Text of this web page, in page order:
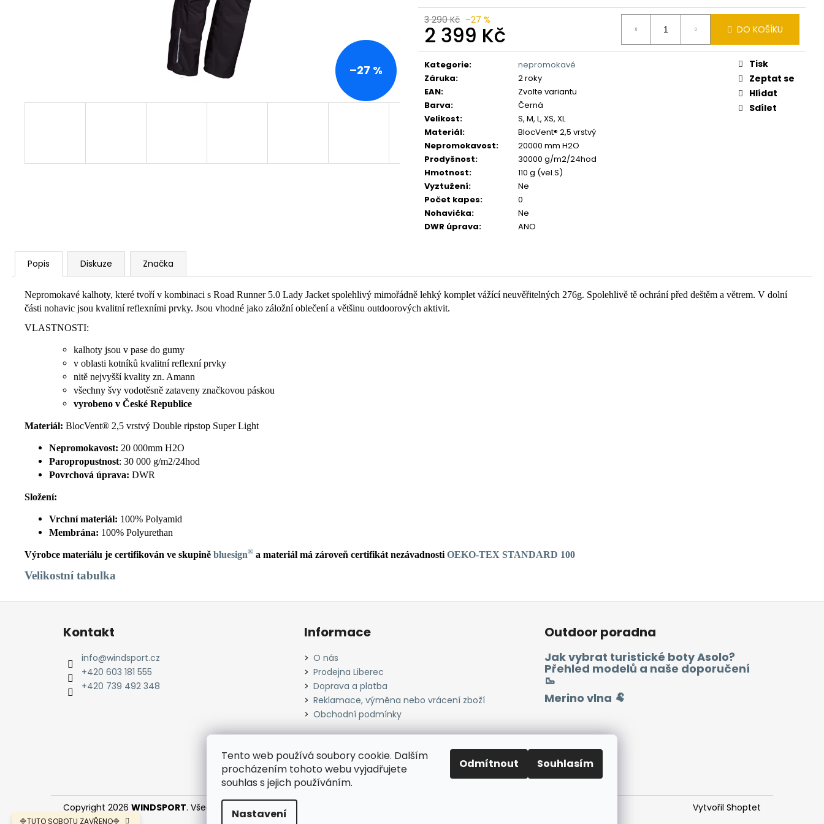
Tento web používá soubory cookie. Dalším
procházením tohoto webu vyjadřujete
souhlas s jejich používáním.
Nastavení
Odmítnout Souhlasím
🔷TUTO SOBOTU ZAVŘENO🔷
3 290 Kč –27 %
2 399 Kč
Měrná
cena:
DO KOŠÍKU
Kategorie:
nepromokavé
Záruka:
2 roky
EAN:
Zvolte variantu
Barva:
Černá
Velikost:
S, M, L, XS, XL
Materiál:
BlocVent® 2,5 vrstvý
Nepromokavost:
20000 mm H2O
Prodyšnost:
30000 g/m2/24hod
Hmotnost:
110 g (vel.S)
Vyztužení:
Ne
Počet kapes:
0
Nohavička:
Ne
DWR úprava: ANO
Tisk
Zeptat se
Hlídat
Sdílet
–27 %
Popis Diskuze Značka
Nepromokavé kalhoty, které tvoří v kombinaci s Road Runner 5.0 Lady Jacket spolehlivý mimořádně lehký komplet vážící neuvěřitelných 276g. Spolehlivě tě ochrání před deštěm a větrem. V dolní
části nohavic jsou kvalitní reflexními prvky. Jsou vhodné jako záložní oblečení a většinu outdoorových aktivit.
VLASTNOSTI:
kalhoty jsou v pase do gumy
v oblasti kotníků kvalitní reflexní prvky
nitě nejvyšší kvality zn. Amann
všechny švy vodotěsně zataveny značkovou páskou
vyrobeno v České Republice
Materiál: BlocVent® 2,5 vrstvý Double ripstop Super Light
Nepromokavost: 20 000mm H2O
Paropropustnost: 30 000 g/m2/24hod
Povrchová úprava: DWR
Složení:
Vrchní materiál: 100% Polyamid
Membrána: 100% Polyurethan
Výrobce materiálu je certifikován ve skupině bluesign® a materiál má zároveň certifikát nezávadnosti OEKO-TEX STANDARD 100
Velikostní tabulka
Z
Kontakt
info@windsport.cz
+420 603 181 555
+420 739 492 348
Informace
O nás
Prodejna Liberec
Doprava a platba
Reklamace, výměna nebo vrácení zboží
Obchodní podmínky
Outdoor poradna
Jak vybrat turistické boty Asolo?
Přehled modelů a naše doporučení
🥾
Merino vlna 🐏
Instagram Facebook Heureka.cz Zboží.cz
Vytvořil Shoptet
Copyright 2026 WINDSPORT. Všechna práva vyhrazena.